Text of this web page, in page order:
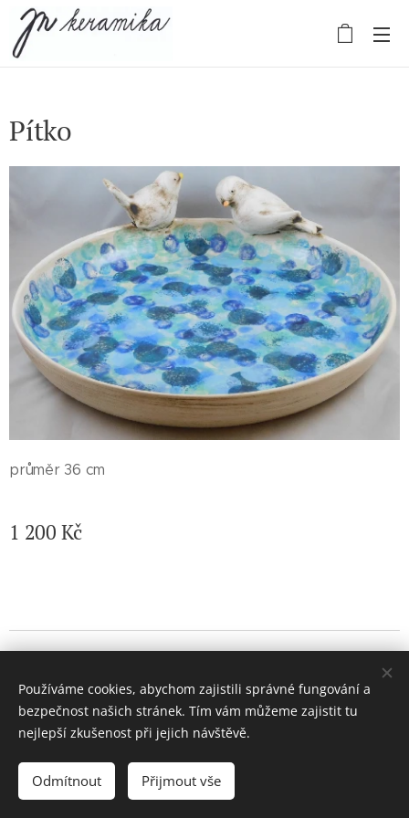
Pítko
průměr 36 cm
1 200 Kč
Vyprodáno
Vytvořeno službouWebnode Cookies
Používáme cookies, abychom zajistili správné fungování a
bezpečnost našich stránek. Tím vám můžeme zajistit tu
nejlepší zkušenost při jejich návštěvě.
Odmítnout Přijmout vše